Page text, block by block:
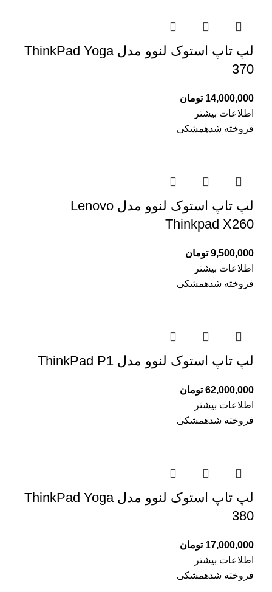
لپ تاپ استوک لنوو مدل ThinkPad Yoga
370
14,000,000 تومان
اطلاعات بیشتر
فروخته شدهمشکی
لپ تاپ استوک لنوو مدل Lenovo
Thinkpad X260
9,500,000 تومان
اطلاعات بیشتر
فروخته شدهمشکی
لپ تاپ استوک لنوو مدل ThinkPad P1
62,000,000 تومان
اطلاعات بیشتر
فروخته شدهمشکی
لپ تاپ استوک لنوو مدل ThinkPad Yoga
380
17,000,000 تومان
اطلاعات بیشتر
فروخته شدهمشکی